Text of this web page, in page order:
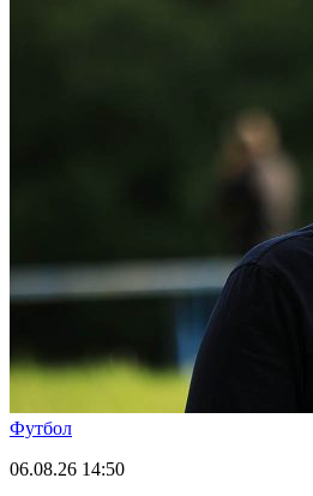
Футбол
06.08.26 14:50